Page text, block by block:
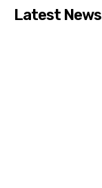
Latest News